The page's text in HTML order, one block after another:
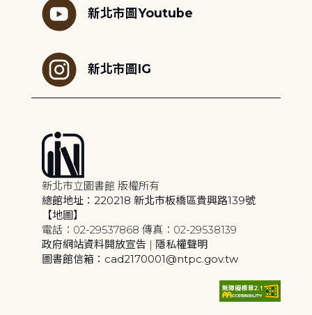
新北市圖Youtube
新北市圖IG
新北市立圖書館 版權所有
總館地址：220218 新北市板橋區貴興路139號
【地圖】
電話：02-29537868 傳真：02-29538139
政府網站資料開放宣告 | 隱私權聲明
圖書館信箱：cad2170001@ntpc.gov.tw